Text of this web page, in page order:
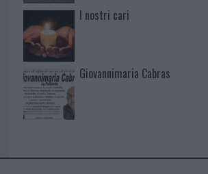
I nostri cari
Giovannimaria Cabras